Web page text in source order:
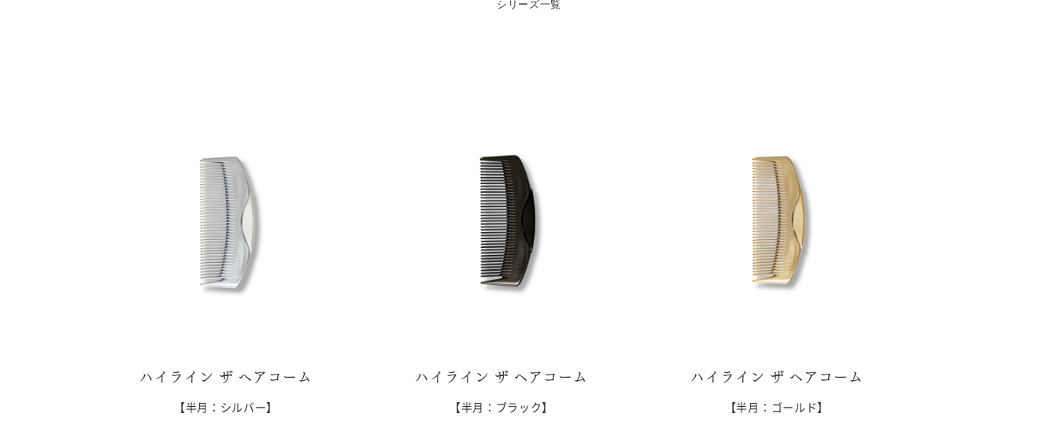
ハイライン ザ ヘアコーム
【半月：シルバー】
ハイライン ザ ヘアコーム
【半月：ブラック】
ハイライン ザ ヘアコーム
【半月：ゴールド】